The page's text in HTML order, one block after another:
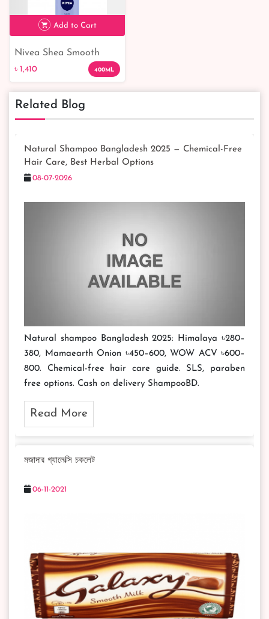
Add to Cart
Nivea Shea Smooth
Body Lotion 400 ml
৳ 1,410 400ML
Related Blog
Natural Shampoo Bangladesh 2025 — Chemical-Free
Hair Care, Best Herbal Options
08-07-2026
Natural shampoo Bangladesh 2025: Himalaya ৳280–
380, Mamaearth Onion ৳450–600, WOW ACV ৳600–
800. Chemical-free hair care guide. SLS, paraben
free options. Cash on delivery ShampooBD.
Read More
মজাদার গ্যালেক্সি চকলেট
06-11-2021